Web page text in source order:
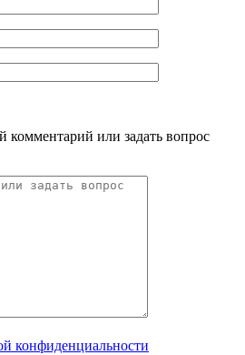
комментарий или задать вопрос
конфиденциальности